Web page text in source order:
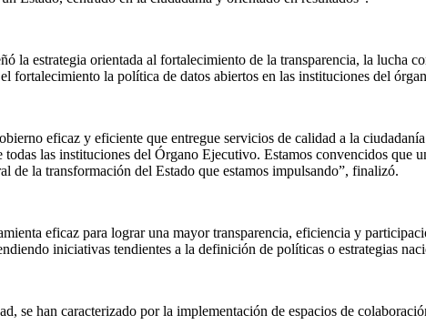
la estrategia orientada al fortalecimiento de la transparencia, la lucha
fortalecimiento la política de datos abiertos en las instituciones del
eficaz y eficiente que entregue servicios de calidad a la
las instituciones del Órgano Ejecutivo. Estamos convencidos que
de la transformación del Estado que estamos impulsando”, finalizó.
eficaz para lograr una mayor transparencia, eficiencia y
iniciativas tendientes a la definición de políticas o estrategias
se han caracterizado por la implementación de espacios de